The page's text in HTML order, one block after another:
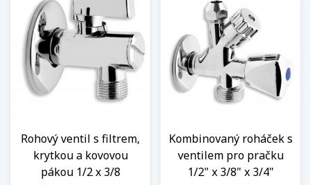
Rohový ventil s filtrem,
krytkou a kovovou
pákou 1/2 x 3/8
Kombinovaný roháček s
ventilem pro pračku
1/2" x 3/8" x 3/4"